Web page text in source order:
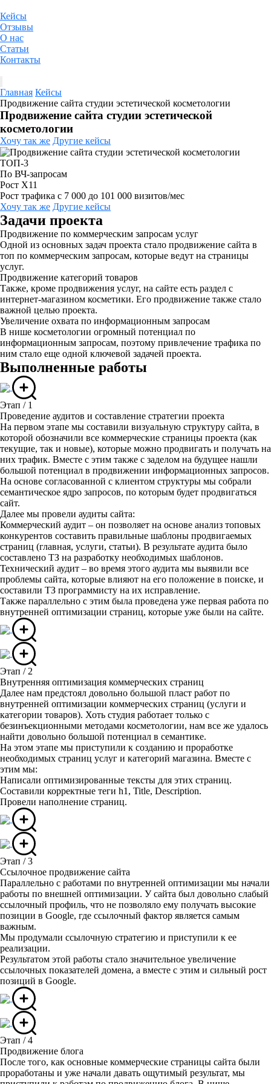
Кейсы
Отзывы
О нас
Статьи
Контакты
Главная Кейсы
Продвижение сайта студии эстетической косметологии
Продвижение сайта студии эстетической
косметологии
Хочу так же Другие кейсы
ТОП-3
По ВЧ-запросам
Рост Х11
Рост трафика с 7 000 до 101 000 визитов/мес
Хочу так же Другие кейсы
Задачи проекта
Продвижение по коммерческим запросам услуг
Одной из основных задач проекта стало продвижение сайта в
топ по коммерческим запросам, которые ведут на страницы
услуг.
Продвижение категорий товаров
Также, кроме продвижения услуг, на сайте есть раздел с
интернет-магазином косметики. Его продвижение также стало
важной целью проекта.
Увеличение охвата по информационным запросам
В нише косметологии огромный потенциал по
информационным запросам, поэтому привлечение трафика по
ним стало еще одной ключевой задачей проекта.
Выполненные работы
Этап / 1
Проведение аудитов и составление стратегии проекта
На первом этапе мы составили визуальную структуру сайта, в
которой обозначили все коммерческие страницы проекта (как
текущие, так и новые), которые можно продвигать и получать на
них трафик. Вместе с этим также с заделом на будущее нашли
большой потенциал в продвижении информационных запросов.
На основе согласованной с клиентом структуры мы собрали
семантическое ядро запросов, по которым будет продвигаться
сайт.
Далее мы провели аудиты сайта:
Коммерческий аудит – он позволяет на основе анализ топовых
конкурентов составить правильные шаблоны продвигаемых
страниц (главная, услуги, статьи). В результате аудита было
составлено ТЗ на разработку необходимых шаблонов.
Технический аудит – во время этого аудита мы выявили все
проблемы сайта, которые влияют на его положение в поиске, и
составили ТЗ программисту на их исправление.
Также параллельно с этим была проведена уже первая работа по
внутренней оптимизации страниц, которые уже были на сайте.
Этап / 2
Внутренняя оптимизация коммерческих страниц
Далее нам предстоял довольно большой пласт работ по
внутренней оптимизации коммерческих страниц (услуги и
категории товаров). Хоть студия работает только с
безинъекционными методами косметологии, нам все же удалось
найти довольно большой потенциал в семантике.
На этом этапе мы приступили к созданию и проработке
необходимых страниц услуг и категорий магазина. Вместе с
этим мы:
Написали оптимизированные тексты для этих страниц.
Составили корректные теги h1, Title, Description.
Провели наполнение страниц.
Этап / 3
Ссылочное продвижение сайта
Параллельно с работами по внутренней оптимизации мы начали
работы по внешней оптимизации. У сайта был довольно слабый
ссылочный профиль, что не позволяло ему получать высокие
позиции в Google, где ссылочный фактор является самым
важным.
Мы продумали ссылочную стратегию и приступили к ее
реализации.
Результатом этой работы стало значительное увеличение
ссылочных показателей домена, а вместе с этим и сильный рост
позиций в Google.
Этап / 4
Продвижение блога
После того, как основные коммерческие страницы сайта были
проработаны и уже начали давать ощутимый результат, мы